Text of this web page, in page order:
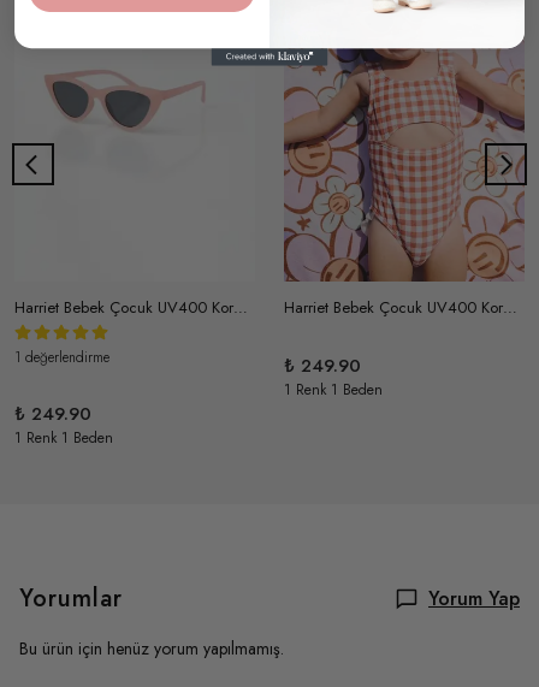
Harriet Bebek Çocuk UV400 Korumalı Güneş Gözlüğü ve Saklama Kabı 1-4 Yaş (Gülkurusu)
1 değerlendirme
₺ 249.90
1 Renk 1 Beden
Harriet Bebek Çocuk UV400 Korumalı Güneş Gözlüğü ve Saklama Kabı 1-4 Yaş (Sütlü Kahve)
₺ 249.90
1 Renk 1 Beden
Yorumlar Yorum Yap
Bu ürün için henüz yorum yapılmamış.